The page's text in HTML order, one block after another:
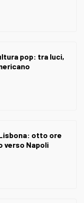
pop: tra luci,
otto ore
verso Napoli